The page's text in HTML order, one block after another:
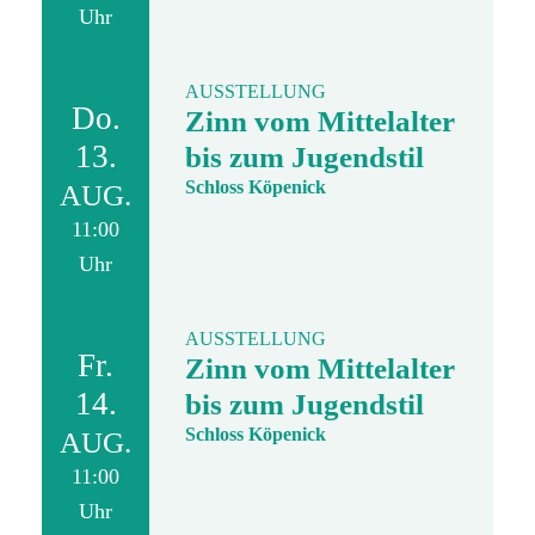
Uhr
Do.
13.
AUG.
11:00
Uhr
AUSSTELLUNG
Zinn vom Mittelalter
bis zum Jugendstil
Schloss Köpenick
Fr.
14.
AUG.
11:00
Uhr
AUSSTELLUNG
Zinn vom Mittelalter
bis zum Jugendstil
Schloss Köpenick